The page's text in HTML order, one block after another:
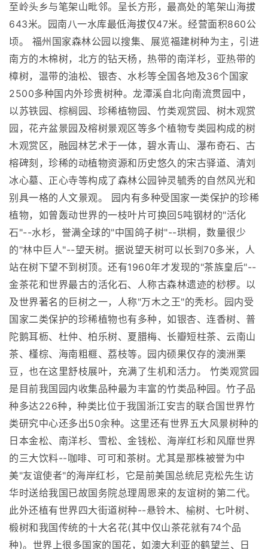
至岭头乡与笔架山毗邻。呈长方形，最高处的笔架山海拔
643米。园南八一水库最低海拔仅47米。经营面积860公
顷。 福州国家森林公园以搜集、展览福建树种为主，引进
南方的木棉树，北方的钻天杨，热带的南洋杉，亚热带的
樟树，温带的油松、银杏、水杉等全国各地及36个国家
2500多种国内外珍贵树种。龙潭溪自北向南流贯园中，
以苏铁园、棕榈园、珍稀植物园、竹类观赏园、树木观赏
园，花卉盆景园及榕树景观区等多个植物专类园构成的树
木观赏区，融园林艺术于一体，碧水青山、瀑布奇石、古
榕碑刻，珍稀的动植物资源和历史悠久的宋古驿道、清刘
冰心墓、正心寺等构成了森林公园钟灵毓秀的自然风光和
别具一格的人文景观。 园内有多种受国家一类保护的珍稀
植物，如曾轰动世界的一枝叶片可换回5吨钢材的"活化
石"--水杉，誉满全球的"中国鸽子树"--珙桐，数量很少
的"林中巨人"--望天树。据说望天树可以长到70多米，人
站在树下望不到树顶。还有1960年才发现的"茶族皇后"--
金茶花和世界最古的活化石、人称古森林遗迹的桫椤。以
及世界著名的巨树之一，人称"万木之王"的秃杉。园内受
国家二类保护的珍稀植物也有多种，如银杏、连香树、普
陀鹅耳枥、杜仲、柏乐树、夏腊梅、长瓣短柱茶、云南山
茶、槿棕、海南粗榧、荔枝等。园内硕果仅存的澳洲栗
豆，也在这里舒枝展叶，充满了生机和活力。 竹类观赏园
是目前我国园内收集品种最为丰富的竹类品种园。竹子品
种多达226种，种类比位于我国浙江安吉的联合国世界竹
类研究中心还多出50余种。这里还有世界五大风景树种的
日本金松、南洋杉、雪松、金钱松、海岸红杉和风靡世界
的三大饮料--咖啡、可可和茶树。尤其是那株被誉为中
美"友谊使者"的海岸红杉，它是前美国总统尼克松先生访
华时送给我国已故国务院总理周恩来的友谊树的第二代。
此外还植有世界四大街道树种--悬铃木、榆树、七叶树、
椴树和我国传统的十大名花(其中仅山茶花就有74个品
种)。世界上很多国家的国花，如澳大利亚的鹤望兰、日